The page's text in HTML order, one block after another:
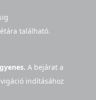
található.
A bejárat a
indításához